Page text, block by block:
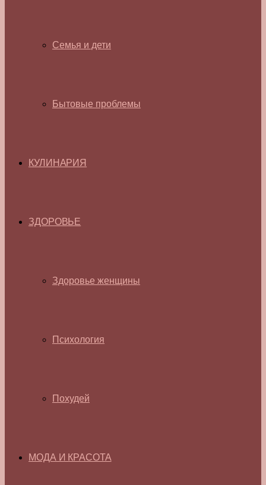
Семья и дети
Бытовые проблемы
КУЛИНАРИЯ
ЗДОРОВЬЕ
Здоровье женщины
Психология
Похудей
МОДА И КРАСОТА